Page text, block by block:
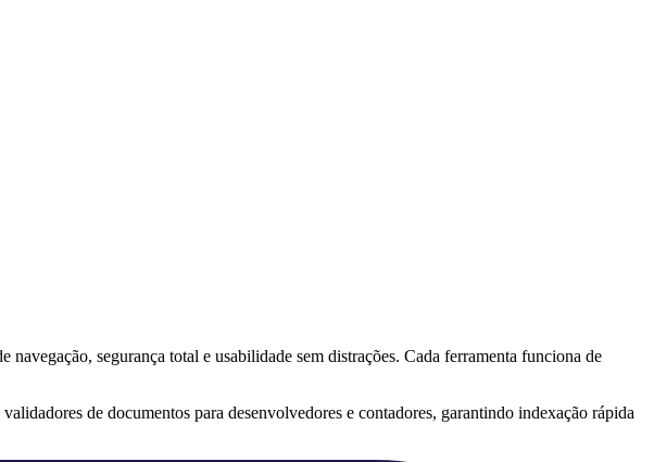
segurança total e usabilidade sem distrações. Cada ferramenta funciona de
de documentos para desenvolvedores e contadores, garantindo indexação rápida